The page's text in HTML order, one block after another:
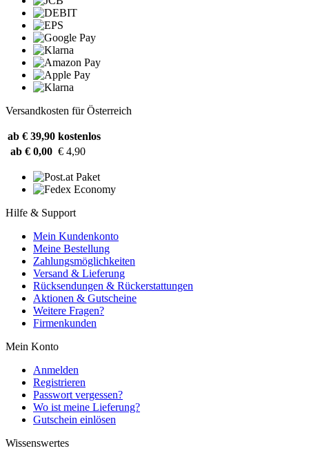
Versandkosten für Österreich
ab € 39,90 kostenlos
ab € 0,00 € 4,90
Hilfe & Support
Mein Kundenkonto
Meine Bestellung
Zahlungsmöglichkeiten
Versand & Lieferung
Rücksendungen & Rückerstattungen
Aktionen & Gutscheine
Weitere Fragen?
Firmenkunden
Mein Konto
Anmelden
Registrieren
Passwort vergessen?
Wo ist meine Lieferung?
Gutschein einlösen
Wissenswertes